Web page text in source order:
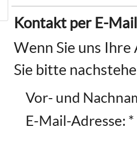
Kontakt per E-Mail
Wenn Sie uns
Sie bitte
Vor- und
E-Mail-Adresse: *